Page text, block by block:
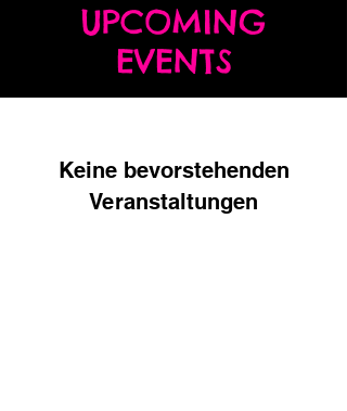
UPCOMING
EVENTS
Keine bevorstehenden
Veranstaltungen